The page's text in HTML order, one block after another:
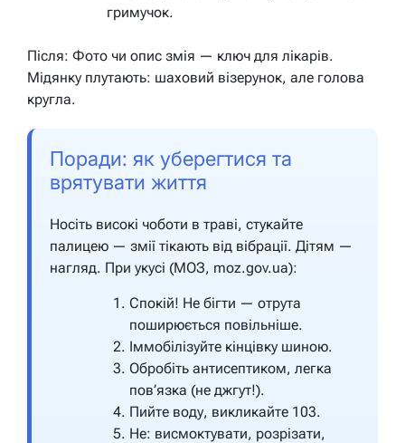
гримучок.
Після: Фото чи опис змія — ключ для лікарів.
Мідянку плутають: шаховий візерунок, але голова
кругла.
Поради: як уберегтися та
врятувати життя
Носіть високі чоботи в траві, стукайте
палицею — змії тікають від вібрації. Дітям —
нагляд. При укусі (МОЗ, moz.gov.ua):
Спокій! Не бігти — отрута
поширюється повільніше.
Іммобілізуйте кінцівку шиною.
Обробіть антисептиком, легка
пов’язка (не джгут!).
Пийте воду, викликайте 103.
Не: висмоктувати, розрізати,